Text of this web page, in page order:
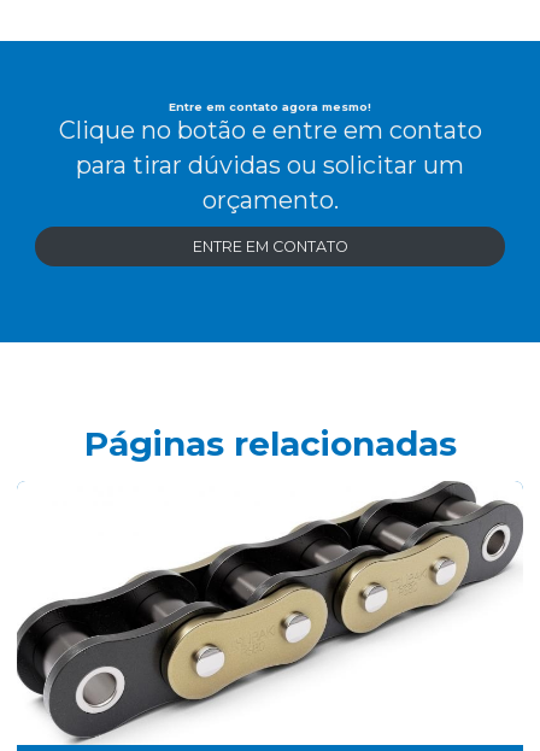
Entre em contato agora mesmo!
Clique no botão e entre em contato
para tirar dúvidas ou solicitar um
orçamento.
ENTRE EM CONTATO
Páginas relacionadas